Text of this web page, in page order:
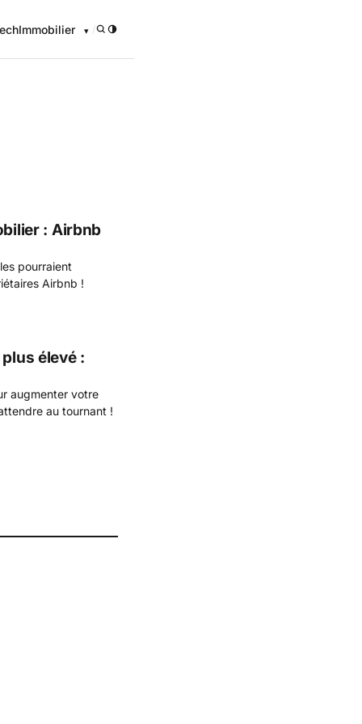
Immobilier /
: Airbnb
pourraient
Airbnb !
élevé :
augmenter votre
au tournant !